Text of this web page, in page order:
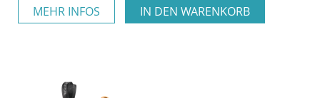
MEHR INFOS IN DEN WARENKORB